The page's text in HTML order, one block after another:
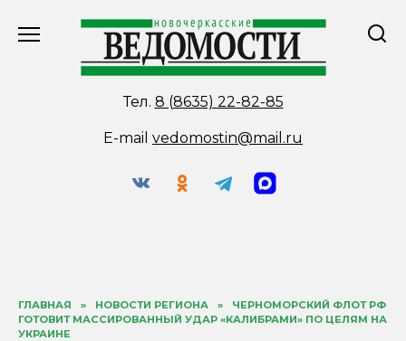
Тел. 8 (8635) 22-82-85
E-mail vedomostin@mail.ru
ГЛАВНАЯ » НОВОСТИ РЕГИОНА »
ЧЕРНОМОРСКИЙ ФЛОТ РФ
ГОТОВИТ МАССИРОВАННЫЙ УДАР «КАЛИБРАМИ» ПО ЦЕЛЯМ НА
УКРАИНЕ